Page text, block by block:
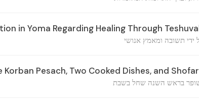
in Yoma Regarding Healing Through
ידי תשובה ומאמץ אנושי
Korban Pesach, Two Cooked Dishes, and
שופר בראש השנה שחל בשבת